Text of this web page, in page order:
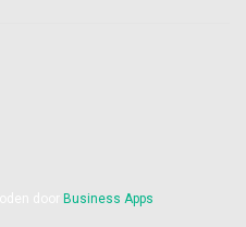
Business Apps